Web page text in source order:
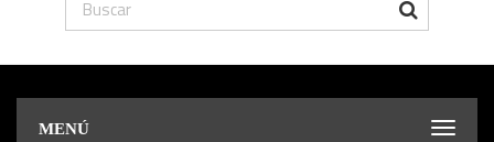
MENÚ